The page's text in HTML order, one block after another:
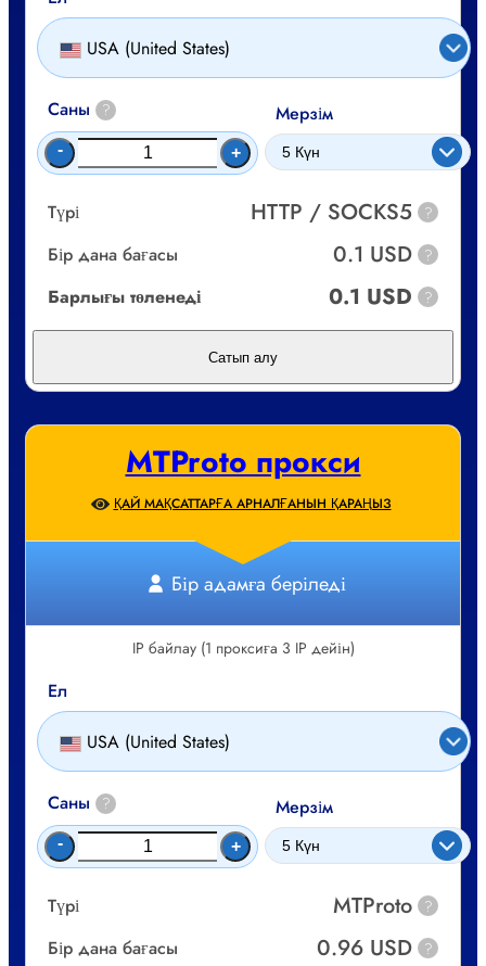
USA (United States)
Саны ?
- +
Мерзім
Түрі HTTP / SOCKS5 ?
Бір дана бағасы 0.1 USD ?
Барлығы төленеді 0.1 USD ?
Сатып алу
MTProto прокси
ҚАЙ МАҚСАТТАРҒА АРНАЛҒАНЫН ҚАРАҢЫЗ
Бір адамға беріледі
IP байлау (1 проксиға 3 IP дейін)
Ел
USA (United States)
Саны ?
- +
Мерзім
Түрі MTProto ?
Бір дана бағасы 0.96 USD ?